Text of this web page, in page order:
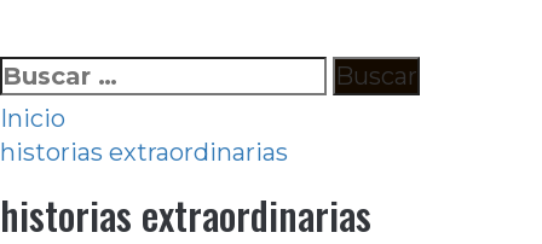
Ir
al
contenido
Buscar:
Inicio
historias extraordinarias
historias extraordinarias